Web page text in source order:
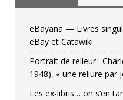
eBayana — Livres
eBay et Catawiki
Portrait de relieur :
1948), « une reliure par
Les ex-libris… on s’en